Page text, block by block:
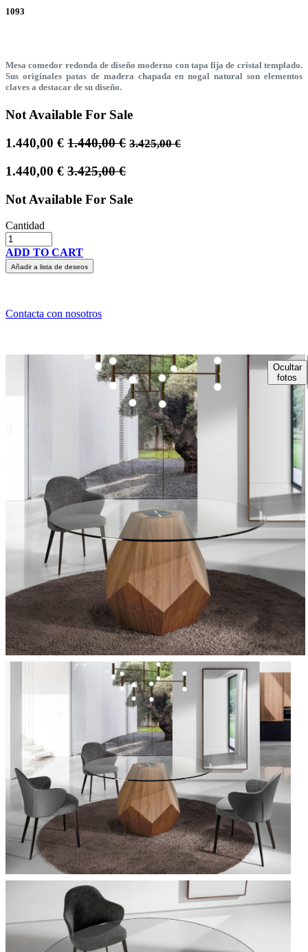
1093
Mesa comedor redonda de diseño moderno con tapa fija de cristal templado.
Sus originales patas de madera chapada en nogal natural son elementos
claves a destacar de su diseño.
Not Available For Sale
1.440,00 € 1.440,00€ 3.425,00€
1.440,00 € 3.425,00€
Not Available For Sale
Cantidad
ADD TO CART
Añadir a lista de deseos
Contacta con nosotros
Ocultar
fotos